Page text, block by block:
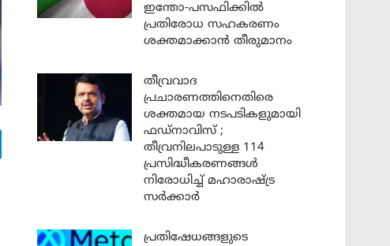
ഇന്തോ-പസഫിക്കിൽ
പ്രതിരോധ സഹകരണം
ശക്തമാക്കാൻ തീരുമാനം
തീവ്രവാദ
പ്രചാരണത്തിനെതിരെ
ശക്തമായ നടപടികളുമായി
ഫഡ്നാവിസ് ;
തീവ്രനിലപാടുള്ള 114
പ്രസിദ്ധീകരണങ്ങൾ
നിരോധിച്ച് മഹാരാഷ്ട്ര
സർക്കാർ
പ്രതിഷേധങ്ങളുടെ